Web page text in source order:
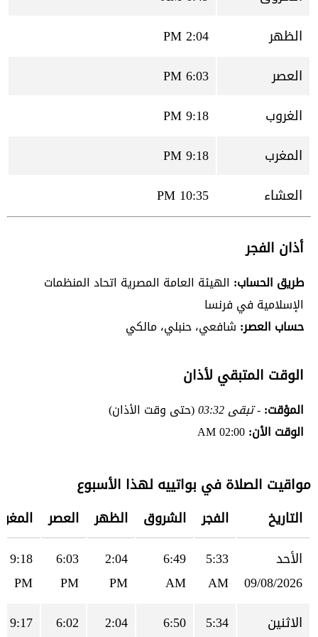
الظهر
2:04 PM
العصر
6:03 PM
الغروب
9:18 PM
المغرب
9:18 PM
العشاء
10:35 PM
أذان الفجر
طريق الحساب: الهيئة العامة المصرية اتحاد المنظمات
الإسلامية في فرنسا
حساب العصر: شافعي، حنبلي، مالكي
الوقت المتبقي لأذان
المؤقت:- تبقى 03:32
(حتى وقت الأذان)
الوقت الأن:
مواقيت الصلاة في بواتييه لهذا الأسبوع
التاريخ الفجر الشروق الظهر العصر
الأحد
09/08/2026
5:33
AM
6:49
AM
2:04
PM
6:03
PM
9:18
PM
الاثنين
5:34
6:50
2:04
6:02
9:17